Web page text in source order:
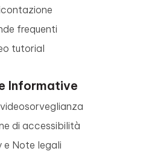
frequenti
tutorial
Informative
di accessibilità
e Note legali